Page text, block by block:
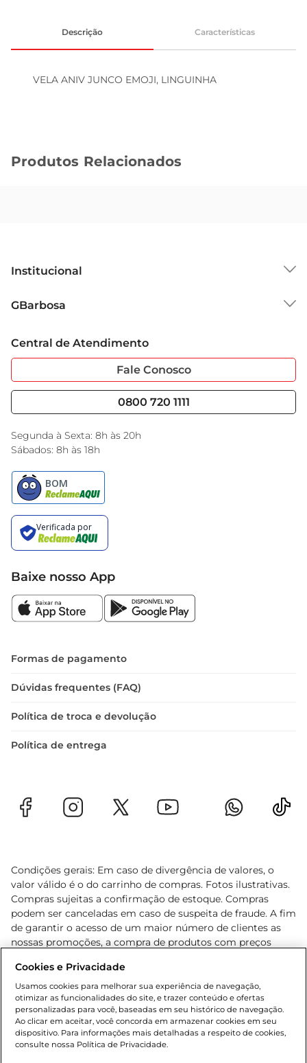
Descrição Características
VELA ANIV JUNCO EMOJI, LINGUINHA
Produtos Relacionados
Institucional
Grupo Cencosud
Sobre Privacidade
Portal do Fornecedo
Nossas Lojas
GBarbosa
Garantia Estendida
Serviços
Black Friday
Encarte do Dia
Central de Atendimento
Fale Conosco
0800 720 1111
Segunda à Sexta: 8h às 20h
Sábados: 8h às 18h
Baixe nosso App
Formas de pagamento
Dúvidas frequentes (FAQ)
Política de troca e devolução
Política de entrega
Condições gerais: Em caso de divergência de valores, o
valor válido é o do carrinho de compras. Fotos ilustrativas.
Compras sujeitas a confirmação de estoque. Compras
podem ser canceladas em caso de suspeita de fraude. A fim
de garantir o acesso de um maior número de clientes as
nossas promoções, a compra de produtos com preços
cliente. Os preços, ofertas e condições são exclusivos para
o e-commerce e válidos durante o dia de hoje, podendo
sofrer alterações sem prévia notificação. Proibida a venda
de bebidas alcoólicas para menores de 18 anos, conforme
Lei n.º 8069/90, art. 81, inciso II (Estatuto da Criança e do
Adolescente). Preços e condições exclusivos para o
Cookies e Privacidade
Usamos cookies para melhorar sua experiência de navegação,
otimizar as funcionalidades do site, e trazer conteúdo e ofertas
personalizadas para você, baseadas em seu histórico de navegação.
Ao clicar em aceitar, você concorda em armazenar cookies em seu
dispositivo. Para informações mais detalhadas a respeito de cookies,
consulte nossa Política de Privacidade.